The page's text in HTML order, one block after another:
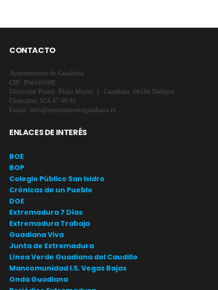
CONTACTO
Ayuntamiento de Guadiana
CIF: P0616500E
Dirección Postal: Plaza Mayor, 1. Guadiana. 06186 Badajoz
Centralita: 924 47 00 81
Email: info@ayuntamientoguadiana.es
ENLACES DE INTERÉS
BOE
BOP
Colegio Público San Isidro
Crónicas de un Pueblo
DOE
Extremadura 7 Días
Extremadura Trabaja
Guadiana Viva
Junta de Extremadura
Línea Verde Guadiana del Caudillo
Mancomunidad I.S. Vegas Bajas
Onda Guadiana